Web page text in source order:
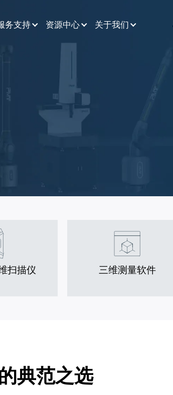
务支持 资源中心
视频
关于我们
企业实力
领导层
总裁信箱
扫描仪 三维测量软件
典范之选